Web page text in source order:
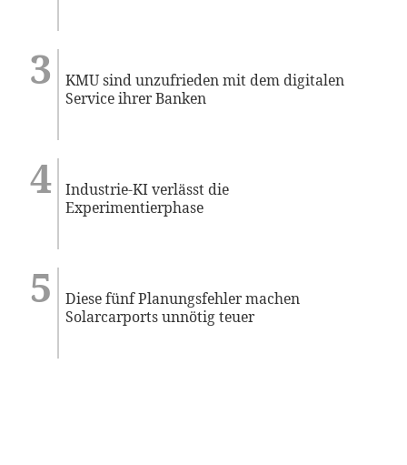
KMU sind unzufrieden mit dem digitalen
Service ihrer Banken
Industrie-KI verlässt die
Experimentierphase
Diese fünf Planungsfehler machen
Solarcarports unnötig teuer